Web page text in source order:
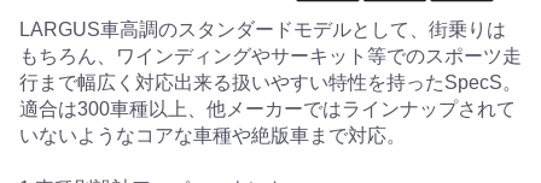
LARGUS車高調のスタンダードモデルとして、街乗りは
もちろん、ワインディングやサーキット等でのスポーツ走
行まで幅広く対応出来る扱いやすい特性を持ったSpecS。
適合は300車種以上、他メーカーではラインナップされて
いないようなコアな車種や絶版車まで対応。